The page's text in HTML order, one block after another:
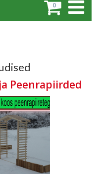
0
Peenrapiirded